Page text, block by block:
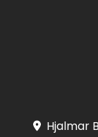
Hjalmar